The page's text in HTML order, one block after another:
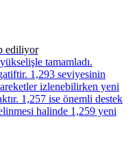
ediliyor
tamamladı.
1,293 seviyesinin
izlenebilirken yeni
1,257 ise önemli destek
halinde 1,259 yeni